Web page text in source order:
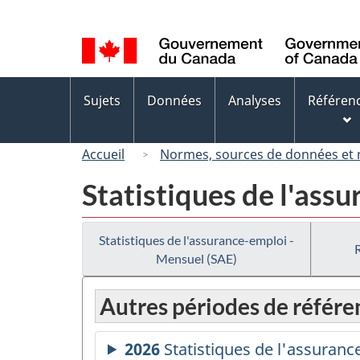
de
la
langue
des
Sujets Données Analyses
Accueil Normes, sources de données et
Statistiques de
Statistiques de l'assurance-emploi -
Mensuel (SAE)
Autres périodes de